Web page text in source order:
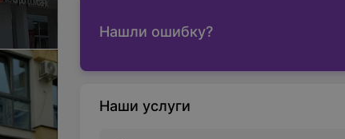
Нашли ошибку?
Наши услуги